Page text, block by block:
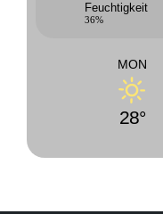
Feuchtigkeit
36%
MON
28°